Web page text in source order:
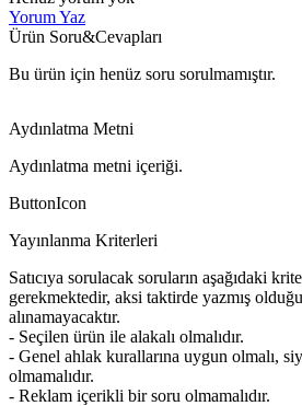
Yorum Yaz
Ürün Soru&Cevapları
Bu ürün için henüz soru sorulmamıştır.
Aydınlatma Metni
Aydınlatma metni içeriği.
ButtonIcon
Yayınlanma Kriterleri
Satıcıya sorulacak soruların aşağıdaki
gerekmektedir, aksi taktirde yazmış
alınamayacaktır.
- Seçilen ürün ile alakalı olmalıdır.
- Genel ahlak kurallarına uygun olmalı,
olmamalıdır.
- Reklam içerikli bir soru olmamalıdır.